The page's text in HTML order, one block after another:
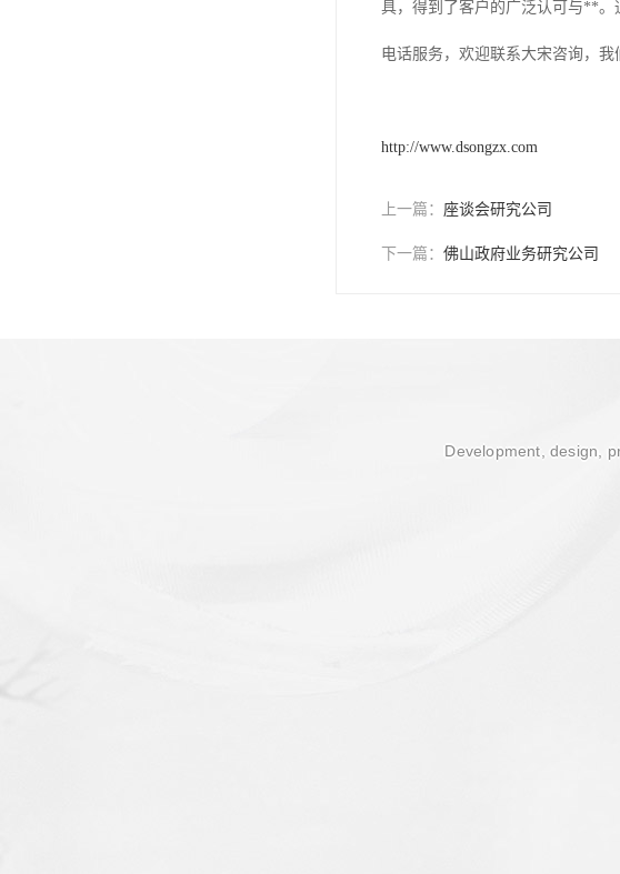
具，得到了客户的广泛认可与**
电话服务，欢迎联系大宋咨询，
http://www.dsongzx.com
上一篇： 座谈会研究公司
下一篇： 佛山政府业务研究公司
Development, design,